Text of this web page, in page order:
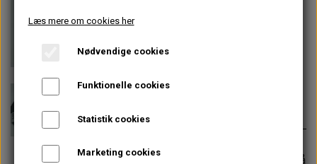
VANDPOLERINGPå lager
Forlygtehus og
Forskærm
26,40 kr.
Forventet leveringstid:
Varen er på
Læs mere om cookies her
Nødvendige cookies
Funktionelle cookies
Statistik cookies
Marketing cookies